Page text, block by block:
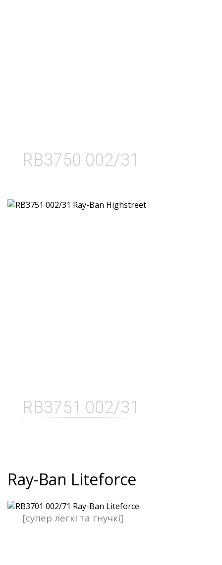
RB3750 002/31
RB3751 002/31
Ray-Ban Liteforce
[супер легкі та гнучкі]